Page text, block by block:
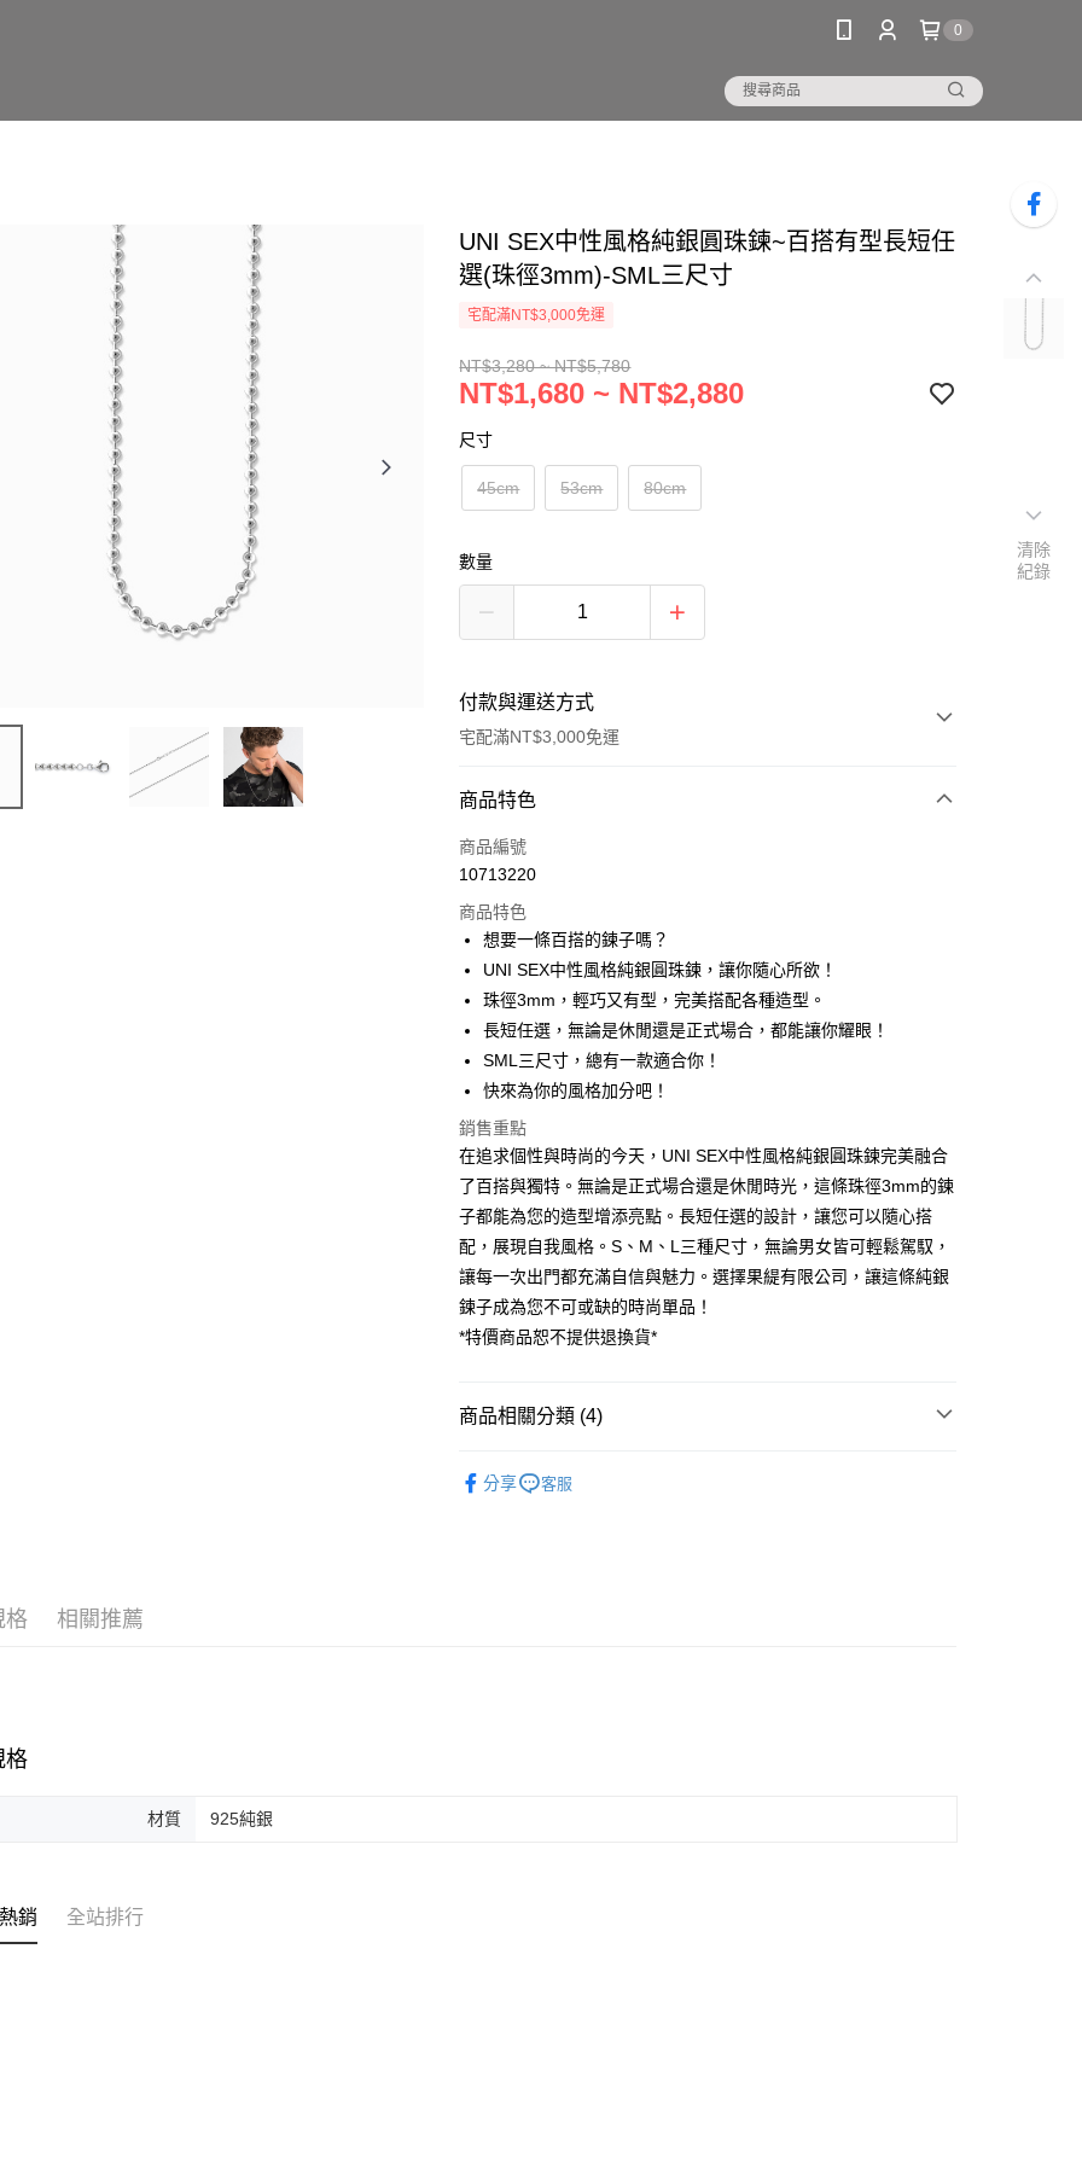
0
UNI SEX中性風格純銀圓珠鍊~百搭有型長短任
選(珠徑3mm)-SML三尺寸
宅配滿NT$3,000免運
NT$3,280 ~ NT$5,780
NT$1,680 ~ NT$2,880
尺寸
45cm 53cm 80cm
數量
付款與運送方式
宅配滿NT$3,000免運
付款方式
信用卡一次付款
Apple Pay
街口支付
悠遊付
ATM付款
運送方式
黑貓宅急便
每筆NT$100，滿NT$3,000(含以上)免運費
商品特色
商品編號
10713220
商品特色
想要一條百搭的鍊子嗎？
UNI SEX中性風格純銀圓珠鍊，讓你隨心所欲！
珠徑3mm，輕巧又有型，完美搭配各種造型。
長短任選，無論是休閒還是正式場合，都能讓你耀眼！
SML三尺寸，總有一款適合你！
快來為你的風格加分吧！
銷售重點
在追求個性與時尚的今天，UNI SEX中性風格純銀圓珠鍊完美融合
了百搭與獨特。無論是正式場合還是休閒時光，這條珠徑3mm的鍊
子都能為您的造型增添亮點。長短任選的設計，讓您可以隨心搭
配，展現自我風格。S、M、L三種尺寸，無論男女皆可輕鬆駕馭，
讓每一次出門都充滿自信與魅力。選擇果緹有限公司，讓這條純銀
鍊子成為您不可或缺的時尚單品！
*特價商品恕不提供退換貨*
商品相關分類 (4)
分享 客服
格 相關推薦
格
材質 925純銀
銷 全站排行
清除
紀錄